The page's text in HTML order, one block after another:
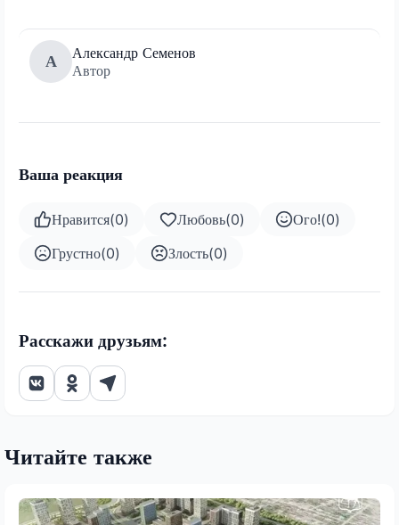
А
Александр Семенов
Автор
Ваша реакция
Нравится(0) Любовь(0) Ого!(0)
Грустно(0) Злость(0)
Расскажи друзьям:
Читайте также